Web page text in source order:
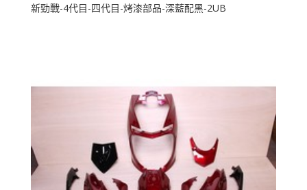
新勁戰-4代目-四代目-烤漆部品-深藍配黑-2UB